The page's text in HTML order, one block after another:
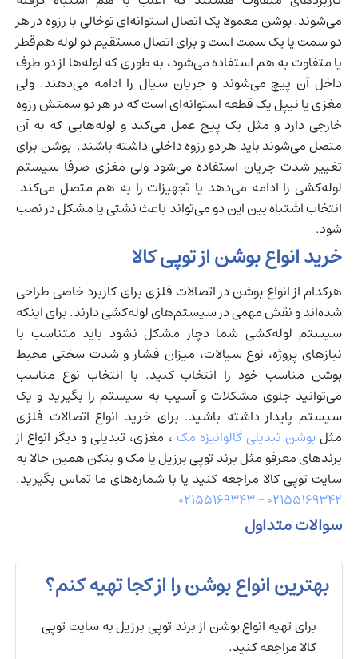
می‌شوند. بوشن معمولا یک اتصال استوانه‌ای توخالی با رزوه در هر
دو سمت یا یک سمت است و برای اتصال مستقیم دو لوله هم‌قطر
یا متفاوت به هم استفاده می‌شود، به طوری که لوله‌ها از دو طرف
داخل آن پیچ می‌شوند و جریان سیال را ادامه می‌دهند. ولی
مغزی یا نیپل یک قطعه استوانه‌ای است که در هر دو سمتش رزوه
خارجی دارد و مثل یک پیج عمل می‌کند و لوله‌هایی که به آن
متصل می‌شوند باید هر دو رزوه داخلی داشته باشند. بوشن برای
تغییر شدت جریان استفاده می‌شود ولی مغزی صرفا سیستم
لوله‌کشی را ادامه می‌دهد یا تجهیزات را به هم متصل می‌کند.
انتخاب اشتباه بین این دو می‌تواند باعث نشتی یا مشکل در نصب
شود.
خرید انواع بوشن از توپی کالا
هرکدام از انواع بوشن در اتصالات فلزی برای کاربرد خاصی طراحی
شده‌اند و نقش مهمی در سیستم‌های لوله‌کشی دارند. برای اینکه
سیستم لوله‌کشی شما دچار مشکل نشود باید متناسب با
نیازهای پروژه، نوع سیالات، میزان فشار و شدت سختی محیط
بوشن مناسب خود را انتخاب کنید. با انتخاب نوع مناسب
می‌توانید جلوی مشکلات و آسیب به سیستم را بگیرید و یک
سیستم پایدار داشته باشید. برای خرید انواع اتصالات فلزی
مثلبوشن تبدیلی گالوانیزه مک ، مغزی، تبدیلی و دیگر انواع از
برندهای معرفو مثل برند توپی برزیل یا مک و بنکن همین حالا به
سایت توپی کالا مراجعه کنید یا با شماره‌های ما تماس بگیرید.
۰۲۱۵۵۱۶۹۳۴۲–۰۲۱۵۵۱۶۹۳۴۳
سوالات متداول
بهترین انواع بوشن را از کجا تهیه کنم؟
برای تهیه انواع بوشن از برند توپی برزیل به سایت توپی
کالا مراجعه کنید.